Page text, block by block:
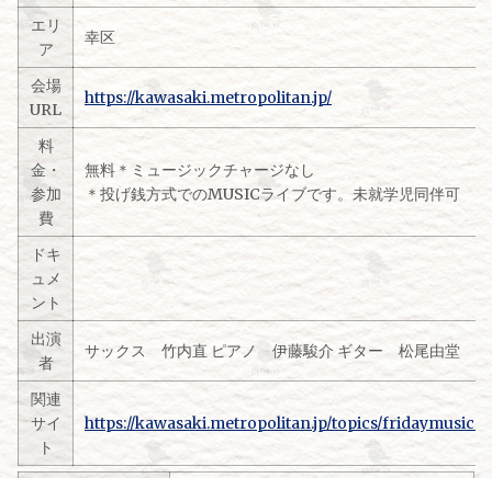
エリ
ア
幸区
会場
URL
https://kawasaki.metropolitan.jp/
料
金・
参加
費
無料＊ミュージックチャージなし
＊投げ銭方式でのMUSICライブです。未就学児同伴可
ドキ
ュメ
ント
出演
者
サックス 竹内直 ピアノ 伊藤駿介 ギター 松尾由堂
関連
サイ
ト
https://kawasaki.metropolitan.jp/topics/